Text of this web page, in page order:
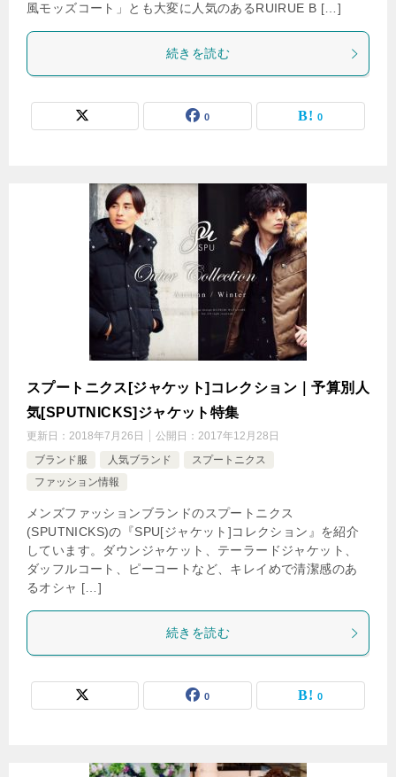
風モッズコート」とも大変に人気のあるRUIRUE B […]
続きを読む
0 0
スプートニクス[ジャケット]コレクション｜予算別人
気[SPUTNICKS]ジャケット特集
更新日： 2018年7月26日 公開日： 2017年12月28日
ブランド服
人気ブランド
スプートニクス
ファッション情報
メンズファッションブランドのスプートニクス
(SPUTNICKS)の『SPU[ジャケット]コレクション』を紹介
しています。ダウンジャケット、テーラードジャケット、
ダッフルコート、ピーコートなど、キレイめで清潔感のあ
るオシャ […]
続きを読む
0 0